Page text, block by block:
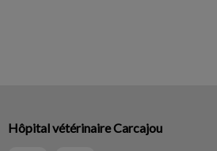
Hôpital vétérinaire Carcajou